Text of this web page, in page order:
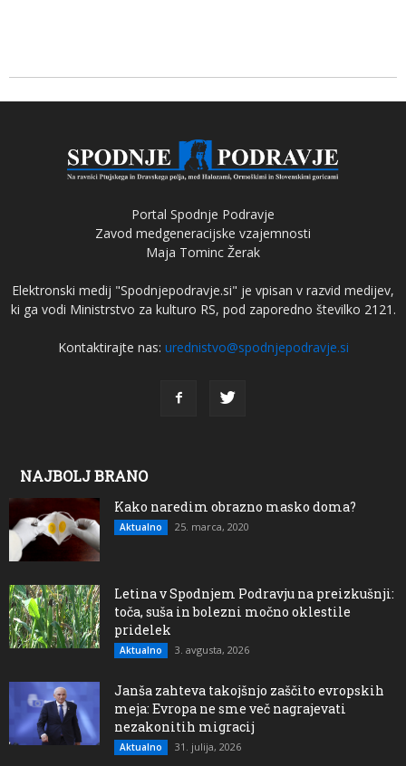
Portal Spodnje Podravje
Zavod medgeneracijske vzajemnosti
Maja Tominc Žerak
Elektronski medij "Spodnjepodravje.si" je vpisan v razvid medijev,
ki ga vodi Ministrstvo za kulturo RS, pod zaporedno številko 2121.
Kontaktirajte nas: urednistvo@spodnjepodravje.si
NAJBOLJ BRANO
Kako naredim obrazno masko doma?
Aktualno 25. marca, 2020
Letina v Spodnjem Podravju na preizkušnji:
toča, suša in bolezni močno oklestile
pridelek
Aktualno 3. avgusta, 2026
Janša zahteva takojšnjo zaščito evropskih
meja: Evropa ne sme več nagrajevati
nezakonitih migracij
Aktualno 31. julija, 2026